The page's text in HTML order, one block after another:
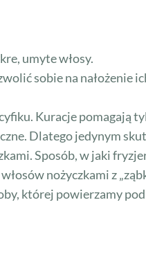
umyte włosy.
sobie na nałożenie
Kuracje pomagają
Dlatego jedynym
Sposób, w jaki
nożyczkami z
której powierzamy pod